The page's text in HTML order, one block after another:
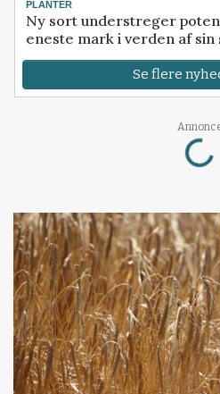
PLANTER
Ny sort understreger
eneste mark i verden af sin
Se flere